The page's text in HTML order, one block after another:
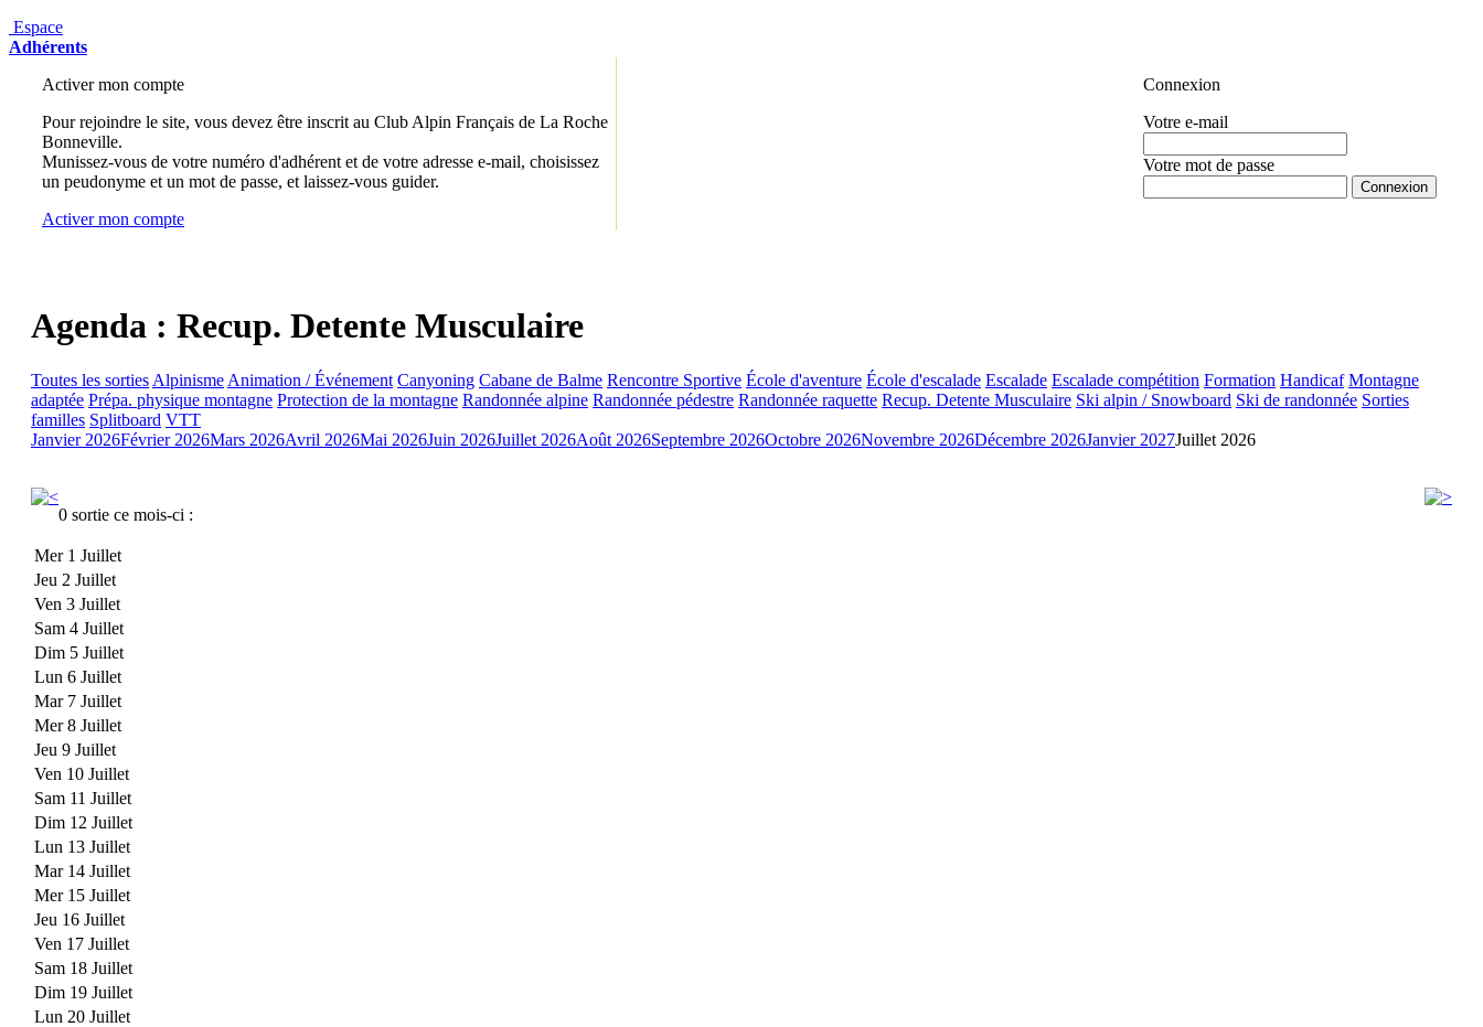
Espace
Adhérents
Activer mon compte
Pour rejoindre le site, vous devez être inscrit au Club Alpin Français de La Roche
Bonneville.
Munissez-vous de votre numéro d'adhérent et de votre adresse e-mail, choisissez
un peudonyme et un mot de passe, et laissez-vous guider.
Activer mon compte
Connexion
Votre e-mail
Votre mot de passe
Agenda : Recup. Detente Musculaire
Toutes les sorties Alpinisme Animation / Événement Canyoning Cabane de Balme Rencontre Sportive École d'aventure École d'escalade Escalade Escalade compétition Formation Handicaf Montagne
adaptée Prépa. physique montagne Protection de la montagne Randonnée alpine Randonnée pédestre Randonnée raquette Recup. Detente Musculaire Ski alpin / Snowboard Ski de randonnée Sorties
familles Splitboard VTT
Janvier 2026Février 2026Mars 2026Avril 2026Mai 2026Juin 2026Juillet 2026Août 2026Septembre 2026Octobre 2026Novembre 2026Décembre 2026Janvier 2027Juillet 2026
0 sortie ce mois-ci :
Mer 1 Juillet
Jeu 2 Juillet
Ven 3 Juillet
Sam 4 Juillet
Dim 5 Juillet
Lun 6 Juillet
Mar 7 Juillet
Mer 8 Juillet
Jeu 9 Juillet
Ven 10 Juillet
Sam 11 Juillet
Dim 12 Juillet
Lun 13 Juillet
Mar 14 Juillet
Mer 15 Juillet
Jeu 16 Juillet
Ven 17 Juillet
Sam 18 Juillet
Dim 19 Juillet
Lun 20 Juillet